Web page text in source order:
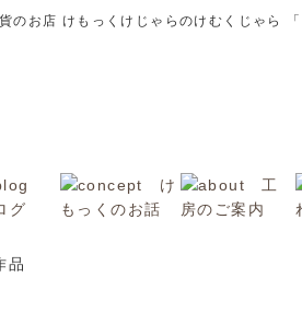
のお店 けもっくけじゃらのけむくじゃら